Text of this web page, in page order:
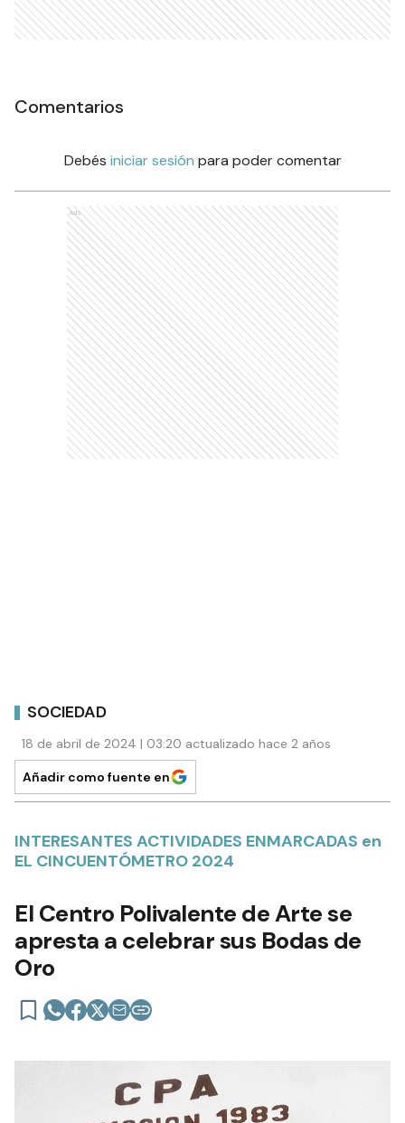
Comentarios
Debés iniciar sesión para poder comentar
Ads
SOCIEDAD
18 de abril de 2024 | 03:20 actualizado hace 2 años
Añadir como fuente en
INTERESANTES ACTIVIDADES ENMARCADAS en
EL CINCUENTÓMETRO 2024
El Centro Polivalente de Arte se
apresta a celebrar sus Bodas de
Oro